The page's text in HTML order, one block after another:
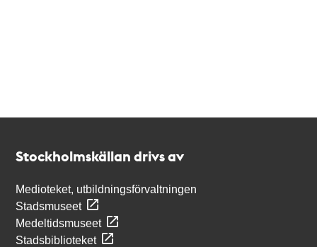
Stockholmskällan drivs av
Medioteket, utbildningsförvaltningen
Stadsmuseet
Medeltidsmuseet
Stadsbiblioteket